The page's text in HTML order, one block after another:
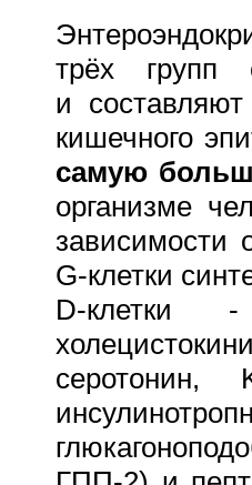
трёх групп
и
кишечного
самую
организме
зависимости
G-клетки
D-клетки
серотонин,